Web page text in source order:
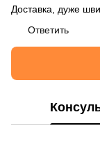
Доставка, дуже
Ответить